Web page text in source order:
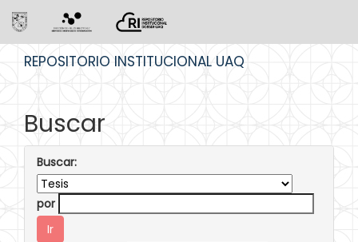
REPOSITORIO INSTITUCIONAL UAQ
Buscar
Buscar:
por